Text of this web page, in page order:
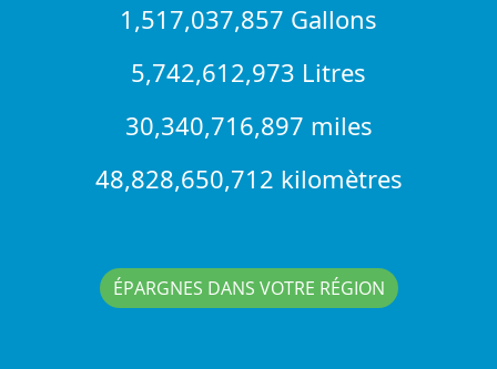
1,517,037,857 Gallons
5,742,612,973 Litres
30,340,716,897 miles
48,828,650,712 kilomètres
ÉPARGNES DANS VOTRE RÉGION